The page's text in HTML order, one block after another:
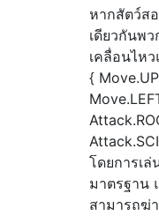
หากสัตว์ส
เดียวกันพ
เคลื่อนไห
{
โดยการเ
มาตรฐาน
สามารถฆ่